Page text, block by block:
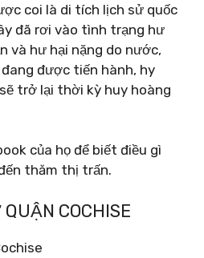
coi là di tích lịch sử quốc
đã rơi vào tình trạng hư
và hư hại nặng do nước,
được tiến hành, hy
trở lại thời kỳ huy hoàng
của họ để biết điều gì
thăm thị trấn.
COCHISE